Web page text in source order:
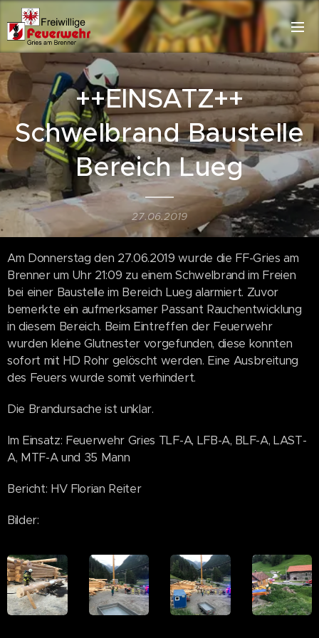
++EINSATZ++
Schwelbrand Baustelle
Bereich Lueg
27.06.2019
Am Donnerstag den 27.06.2019 wurde die FF-Gries am
Brenner um Uhr 21:09 zu einem Schwelbrand im Freien
bei einer Baustelle im Bereich Lueg alarmiert. Zuvor
bemerkte ein aufmerksamer Passant Rauchentwicklung
in diesem Bereich. Beim Eintreffen der Feuerwehr
wurden kleine Glutnester vorgefunden, diese konnten
sofort mit HD Rohr gelöscht werden. Eine Ausbreitung
des Feuers wurde somit verhindert.
Die Brandursache ist unklar.
Im Einsatz: Feuerwehr Gries TLF-A, LFB-A, BLF-A, LAST-
A, MTF-A und 35 Mann
Bericht: HV Florian Reiter
Bilder: